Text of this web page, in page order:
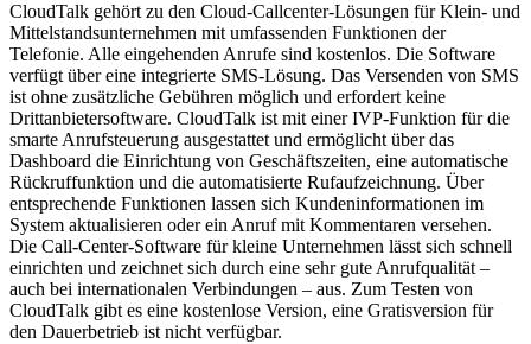
CloudTalk gehört zu den Cloud-Callcenter-Lösungen für Klein- und
Mittelstandsunternehmen mit umfassenden Funktionen der
Telefonie. Alle eingehenden Anrufe sind kostenlos. Die Software
verfügt über eine integrierte SMS-Lösung. Das Versenden von SMS
ist ohne zusätzliche Gebühren möglich und erfordert keine
Drittanbietersoftware. CloudTalk ist mit einer IVP-Funktion für die
smarte Anrufsteuerung ausgestattet und ermöglicht über das
Dashboard die Einrichtung von Geschäftszeiten, eine automatische
Rückruffunktion und die automatisierte Rufaufzeichnung. Über
entsprechende Funktionen lassen sich Kundeninformationen im
System aktualisieren oder ein Anruf mit Kommentaren versehen.
Die Call-Center-Software für kleine Unternehmen lässt sich schnell
einrichten und zeichnet sich durch eine sehr gute Anrufqualität –
auch bei internationalen Verbindungen – aus. Zum Testen von
CloudTalk gibt es eine kostenlose Version, eine Gratisversion für
den Dauerbetrieb ist nicht verfügbar.